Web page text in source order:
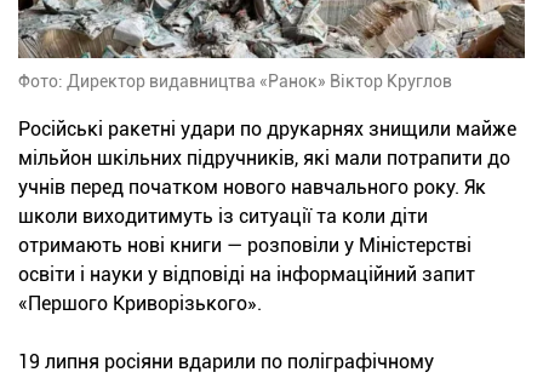
Фото: Директор видавництва «Ранок» Віктор Круглов
Російські ракетні удари по друкарнях знищили майже
мільйон шкільних підручників, які мали потрапити до
учнів перед початком нового навчального року. Як
школи виходитимуть із ситуації та коли діти
отримають нові книги — розповіли у Міністерстві
освіти і науки у відповіді на інформаційний запит
«Першого Криворізького».
19 липня росіяни вдарили по поліграфічному